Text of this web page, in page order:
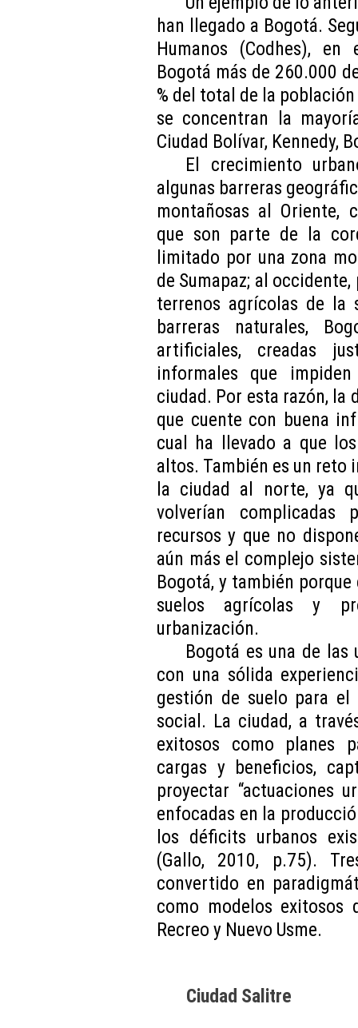
han llegado a Bogotá.
Humanos (Codhes),
Bogotá más de 260.000
% del total de la
se concentran la
Ciudad Bolívar, Kennedy,
El crecimiento
algunas barreras
montañosas al Oriente,
que son parte de la
limitado por una zona
de Sumapaz; al
terrenos agrícolas de la
barreras naturales,
artificiales, creadas
informales que
ciudad. Por esta razón, la
que cuente con buena
cual ha llevado a que
altos. También es un
la ciudad al norte, ya
volverían complicadas
recursos y que no
aún más el complejo
Bogotá, y también
suelos agrícolas y
urbanización.
Bogotá es una de las
con una sólida
gestión de suelo para
social. La ciudad, a
exitosos como planes
cargas y beneficios,
proyectar “actuaciones
enfocadas en la
los déficits urbanos
(Gallo, 2010, p.75).
convertido en
como modelos exitosos
Recreo y Nuevo Usme.
Ciudad Salitre